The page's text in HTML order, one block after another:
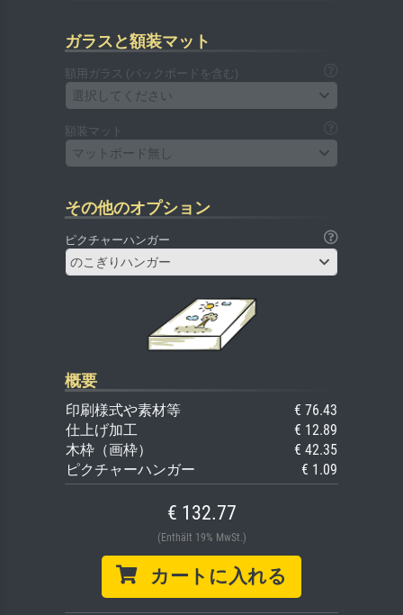
ガラスと額装マット
額用ガラス (バックボードを含む)
選択してください
額装マット
マットボード無し
その他のオプション
ピクチャーハンガー
のこぎりハンガー
概要
印刷様式や素材等
€ 76.43
仕上げ加工
€ 12.89
木枠（画枠）
€ 42.35
ピクチャーハンガー
€ 1.09
€ 132.77
(Enthält 19% MwSt.)
カートに入れる